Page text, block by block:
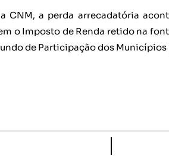
CNM, a perda arrecadatória
o Imposto de Renda retido na
de Participação dos